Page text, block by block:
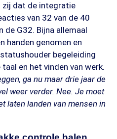
zij dat de integratie
van 32 van de 40
de G32. Bijna allemaal
handen genomen en
begeleiding
en het vinden van werk.
ga nu maar drie jaar de
weer verder. Nee. Je moet
laten landen van mensen in